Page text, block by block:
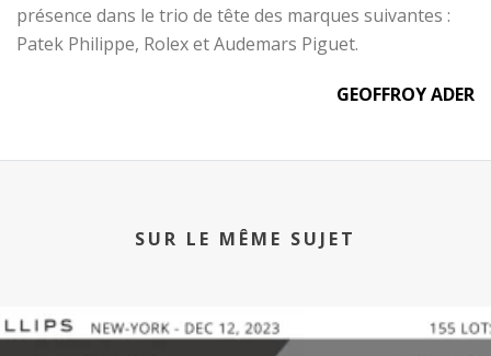
présence dans le trio de tête des marques suivantes :
Patek Philippe, Rolex et Audemars Piguet.
GEOFFROY ADER
SUR LE MÊME SUJET